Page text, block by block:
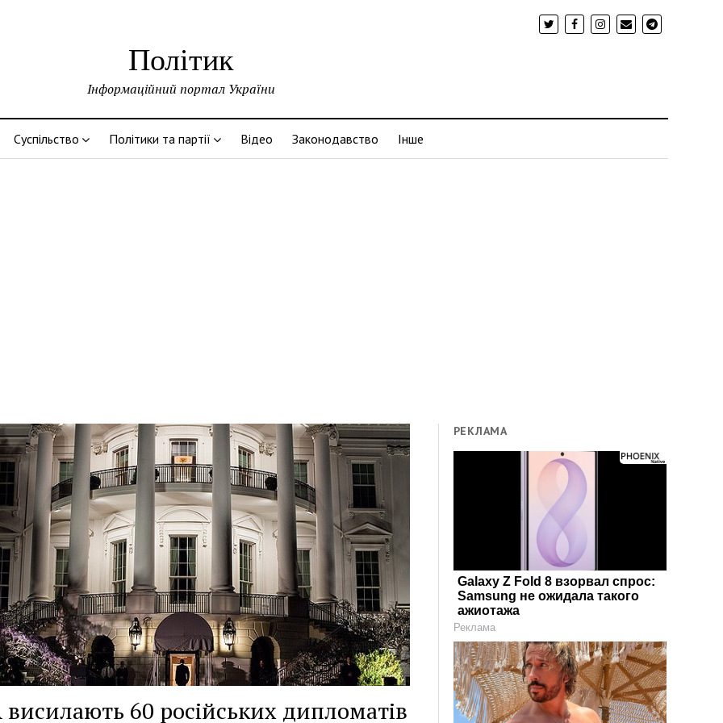
Політик
Інформаційний портал України
Суспільство Політики та партії Відео Законодавство Інше
60 російських дипломатів
РЕКЛАМА
Galaxy Z Fold 8 взорвал спрос:
Samsung не ожидала такого
ажиотажа
Реклама